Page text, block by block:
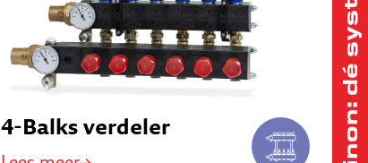
4-Balks verdeler